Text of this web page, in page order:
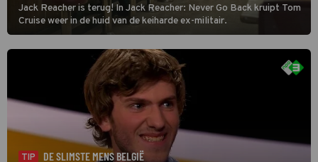
Jack Reacher is terug! In Jack Reacher: Never Go Back kruipt Tom
Cruise weer in de huid van de keiharde ex-militair.
TIP DE SLIMSTE MENS BELGIË